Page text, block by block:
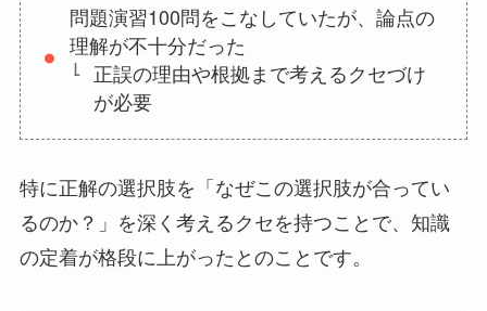
問題演習100問をこなしていたが、論点の
理解が不十分だった
正誤の理由や根拠まで考えるクセづけ
が必要
特に正解の選択肢を「なぜこの選択肢が合ってい
るのか？」を深く考えるクセを持つことで、知識
の定着が格段に上がったとのことです。